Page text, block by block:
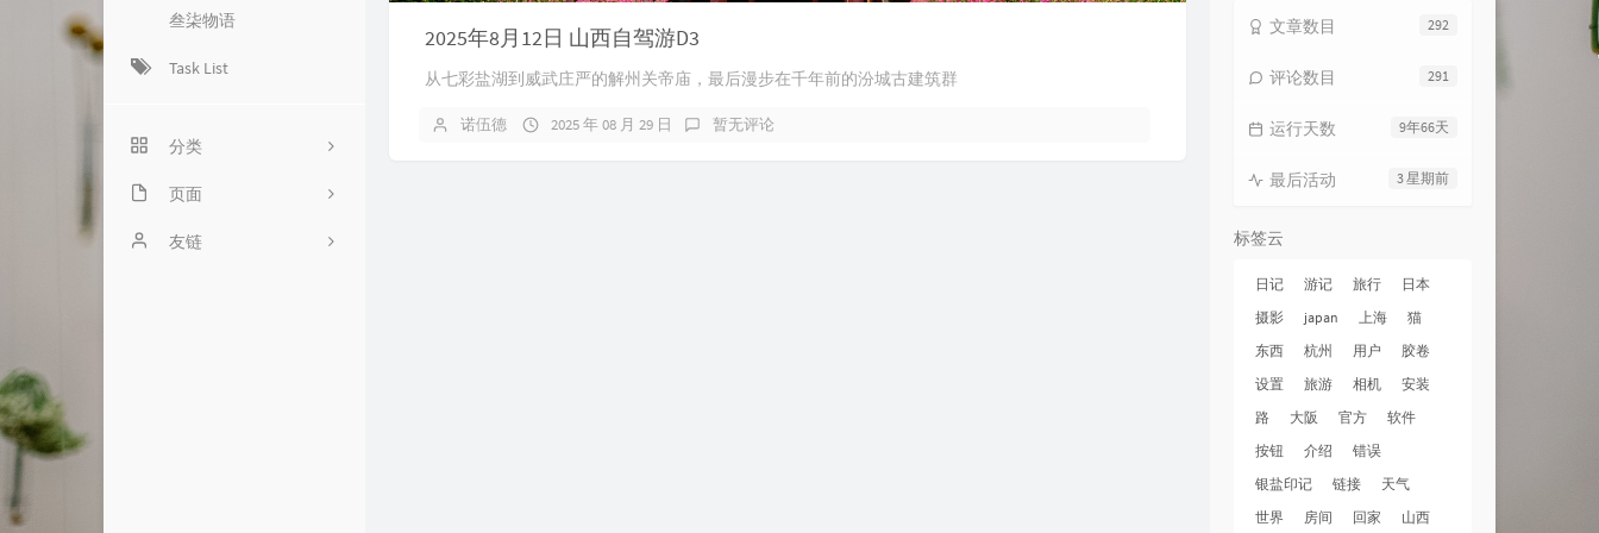
叁柒物语
Task List
分类
4
5
页面
ABOUT
友链
2025年8月12日 山西自驾游D3
从七彩盐湖到威武庄严的解州关帝庙，最后漫步在千年前的汾城古建筑群
诺伍德 2025 年 08 月 29 日 暂无评论
292
文章数目
291
评论数目
9年66天
运行天数
3 星期前
最后活动
标签云
日记 游记 旅行
日本
摄影
japan 上海
猫
东西
杭州 用户
胶卷
设置
旅游 相机
安装
路
大阪 官方
软件
按钮
介绍
错误
银盐印记
链接
天气
世界
房间 回家 山西